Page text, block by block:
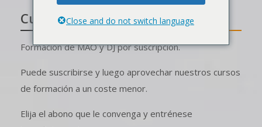
Cursos por suscripción
Formación de MAO y DJ por suscripción.
Puede suscribirse y luego aprovechar nuestros cursos
de formación a un coste menor.
Elija el abono que le convenga y entrénese
Close and do not switch language